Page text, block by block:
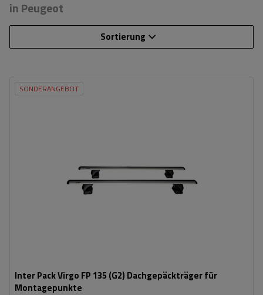
in Peugeot
Sortierung
SONDERANGEBOT
Inter Pack Virgo FP 135 (G2) Dachgepäckträger für
Montagepunkte